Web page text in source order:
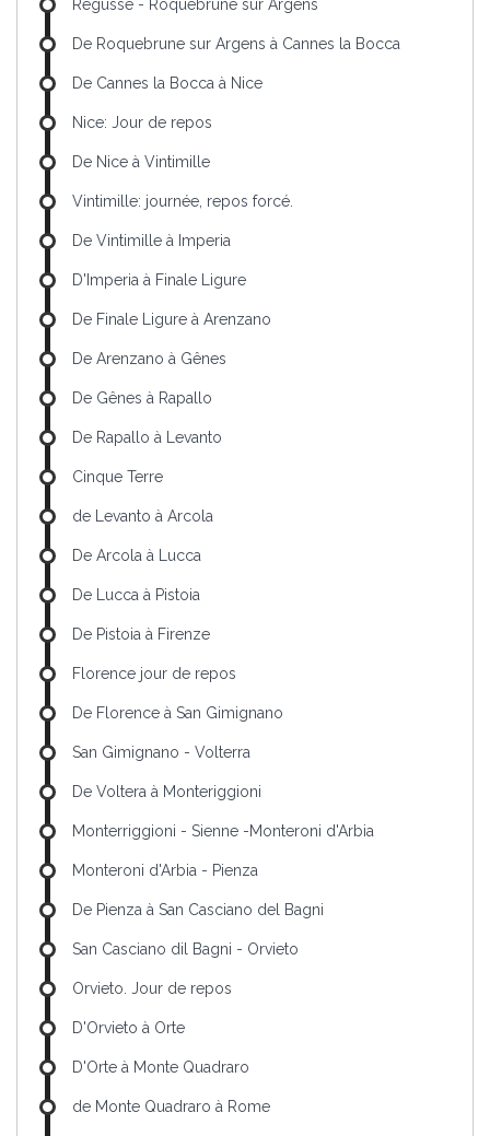
Régusse - Roquebrune sur Argens
De Roquebrune sur Argens à Cannes la Bocca
De Cannes la Bocca à Nice
Nice: Jour de repos
De Nice à Vintimille
Vintimille: journée, repos forcé.
De Vintimille à Imperia
D'Imperia à Finale Ligure
De Finale Ligure à Arenzano
De Arenzano à Gênes
De Gênes à Rapallo
De Rapallo à Levanto
Cinque Terre
de Levanto à Arcola
De Arcola à Lucca
De Lucca à Pistoia
De Pistoia à Firenze
Florence jour de repos
De Florence à San Gimignano
San Gimignano - Volterra
De Voltera à Monteriggioni
Monterriggioni - Sienne -Monteroni d'Arbia
Monteroni d'Arbia - Pienza
De Pienza à San Casciano del Bagni
San Casciano dil Bagni - Orvieto
Orvieto. Jour de repos
D'Orvieto à Orte
D'Orte à Monte Quadraro
de Monte Quadraro à Rome